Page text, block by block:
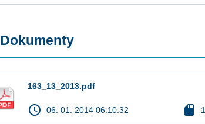
Dokumenty
163_13_2013.pdf
access_time 06. 01. 2014 06:10:32 sd_card